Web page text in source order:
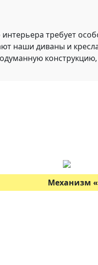
требует
наши диваны и
Механизм